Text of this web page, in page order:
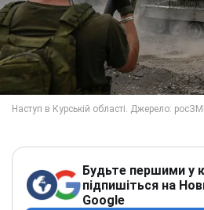
Будьте першими у
підпишіться на
Google